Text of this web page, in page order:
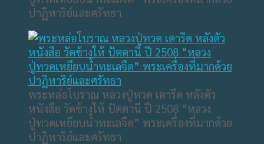
ปาฏิหาริย์และศรัทธา
พระหล่อโบราณ หลวงปู่ทวด เตารีด หลังตัว
หนังสือ วัดช้างให้ ปัตตานี ปี 2508 “หลวง
ปู่ทวดเหยียบน้ำทะเลจืด” พระเครื่องที่มากด้วย
ปาฏิหาริย์และศรัทธา